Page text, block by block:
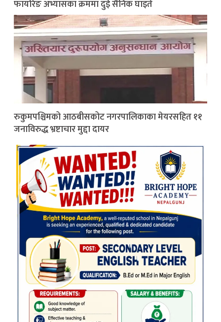
फायरिङ अभ्यासका क्रममा दुई सैनिक घाइते
रुकुमपश्चिमको आठबीसकोट नगरपालिकाका मेयरसहित ११
जनाविरुद्ध भ्रष्टाचार मुद्दा दायर